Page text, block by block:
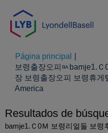
Página principal
보령출장오피ㅯbamje1.
장 보령출장오피 보령휴
America
Resultados de
bamje1.Ｃ0Ｍ 보령리얼돌 보령